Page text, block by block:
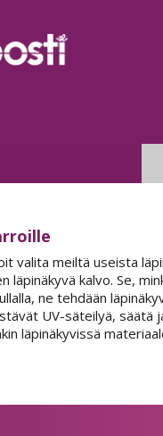
valita meiltä useista
läpinäkyvä kalvo. Se,
ne tehdään
UV-säteilyä,
läpinäkyvissä